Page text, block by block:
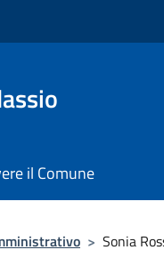
il Comune
> Sonia